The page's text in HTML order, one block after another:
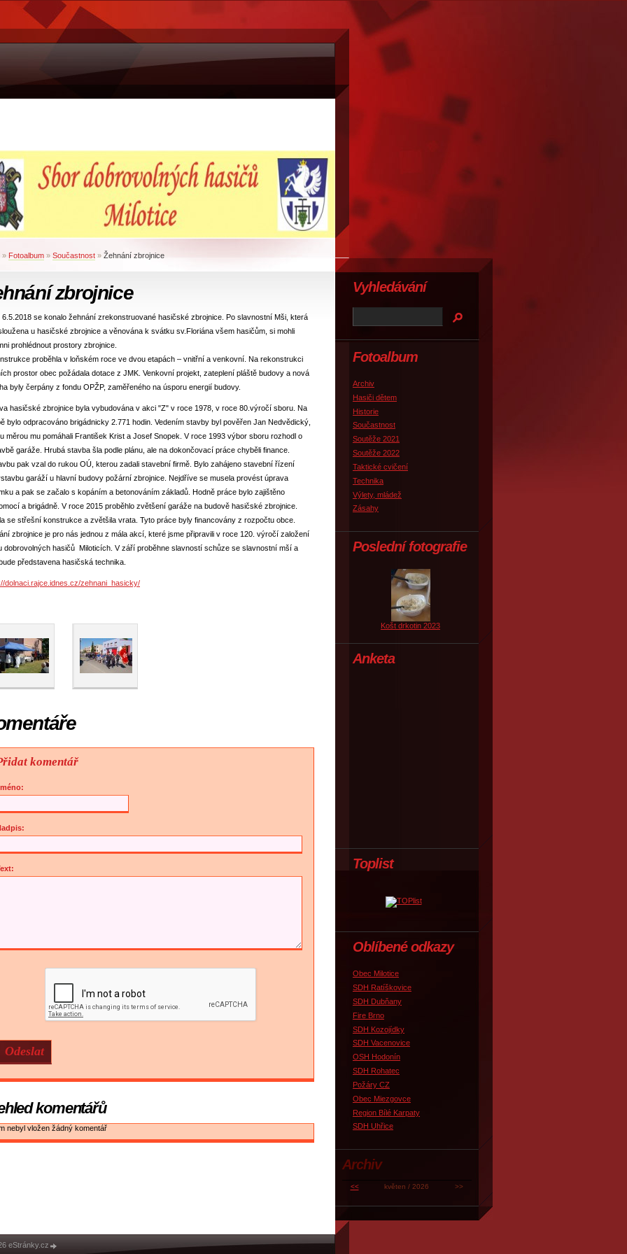
» Fotoalbum » Součastnost » Žehnání zbrojnice
zbrojnice
6.5.2018 se konalo žehnání zrekonstruované hasičské zbrojnice. Po slavnostní Mši, která
u hasičské zbrojnice a věnována k svátku sv.Floriána všem hasičům, si mohli
prohlédnout prostory zbrojnice.
proběhla v loňském roce ve dvou etapách – vnitřní a venkovní. Na rekonstrukci
prostor obec požádala dotace z JMK. Venkovní projekt, zateplení pláště budovy a nová
byly čerpány z fondu OPŽP, zaměřeného na úsporu energií budovy.
hasičské zbrojnice byla vybudována v akci "Z" v roce 1978, v roce 80.výročí sboru. Na
bylo odpracováno brigádnicky 2.771 hodin. Vedením stavby byl pověřen Jan Nedvědický,
měrou mu pomáhali František Krist a Josef Snopek. V roce 1993 výbor sboru rozhodl o
garáže. Hrubá stavba šla podle plánu, ale na dokončovací práce chyběli finance.
pak vzal do rukou OÚ, kterou zadali stavební firmě. Bylo zahájeno stavební řízení
garáží u hlavní budovy požární zbrojnice. Nejdříve se musela provést úprava
a pak se začalo s kopáním a betonováním základů. Hodně práce bylo zajištěno
a brigádně. V roce 2015 proběhlo zvětšení garáže na budově hasičské zbrojnice.
se střešní konstrukce a zvětšila vrata. Tyto práce byly financovány z rozpočtu obce.
zbrojnice je pro nás jednou z mála akcí, které jsme připravili v roce 120. výročí založení
dobrovolných hasičů Miloticích. V září proběhne slavností schůze se slavnostní mší a
představena hasičská technika.
dolnaci.rajce.idnes.cz/zehnani_hasicky/
komentář
komentářů
nebyl vložen žádný komentář
Fotoalbum
Archiv
Hasiči dětem
Historie
Součastnost
Soutěže 2021
Soutěže 2022
Taktické cvičení
Technika
Výlety, mládež
Zásahy
Poslední fotografie
Košt drkotin 2023
Anketa
Toplist
Oblíbené odkazy
Obec Milotice
SDH Ratíškovice
SDH Dubňany
Fire Brno
SDH Kozojídky
SDH Vacenovice
OSH Hodonín
SDH Rohatec
Požáry CZ
Obec Miezgovce
Region Bílé Karpaty
SDH Uhřice
Vyhledávání
Archiv
<< květen / 2026 >>
eStránky.cz